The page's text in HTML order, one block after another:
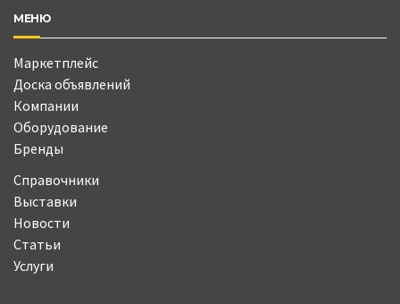
МЕНЮ
Маркетплейс
Доска объявлений
Компании
Оборудование
Бренды
Справочники
Выставки
Новости
Статьи
Услуги